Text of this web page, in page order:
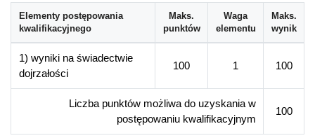
poziomie B1 ESOKJ,
umiejętność interpretacji zjawisk i kontekstów językowych,
literackich i kulturowych obszaru wschodniosłowiańskiego z
jednoczesną ich konfrontacją z rodzimą kompetencją
językową i znajomością realiów kulturowych,
umiejętność wyszukiwania oraz oceny informacji, analizy,
interpretacji tekstów językowych, literackich i kulturowych,
Elementy postępowania
kwalifikacyjnego
Maks.
punktów
Waga
elementu
Maks.
wynik
1) wyniki na świadectwie
dojrzałości
100 1 100
Liczba punktów możliwa do uzyskania w
postępowaniu kwalifikacyjnym
100